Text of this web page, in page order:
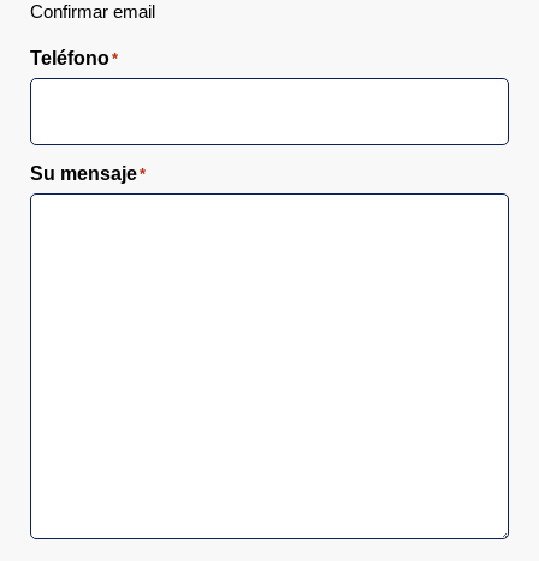
Confirmar email
Teléfono*
Su mensaje*